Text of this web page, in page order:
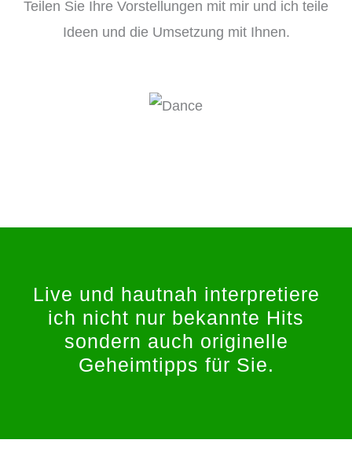
Teilen Sie Ihre Vorstellungen mit mir und ich teile
Ideen und die Umsetzung mit Ihnen.
Live und hautnah interpretiere
ich nicht nur bekannte Hits
sondern auch originelle
Geheimtipps für Sie.